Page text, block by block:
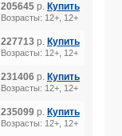
205645 р. Купить
Возрасты: 12+, 12+
227713 р. Купить
Возрасты: 12+, 12+
231406 р. Купить
Возрасты: 12+, 12+
235099 р. Купить
Возрасты: 12+, 12+